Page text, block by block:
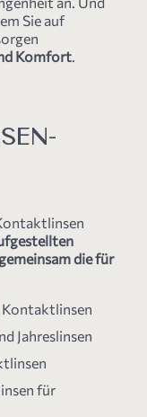
Sie auf
Komfort
die für
Jahreslinsen
für